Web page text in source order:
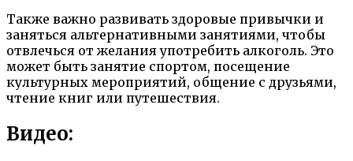
Также важно развивать здоровые привычки и
заняться альтернативными занятиями, чтобы
отвлечься от желания употребить алкоголь. Это
может быть занятие спортом, посещение
культурных мероприятий, общение с друзьями,
чтение книг или путешествия.
Видео: